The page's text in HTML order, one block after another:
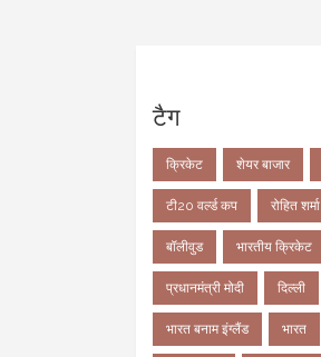
टैग
क्रिकेट शेयर बाजार
टी20 वर्ल्ड कप रोहित शर्मा
बॉलीवुड भारतीय क्रिकेट
प्रधानमंत्री मोदी दिल्ली
भारत बनाम इंग्लैंड भारत